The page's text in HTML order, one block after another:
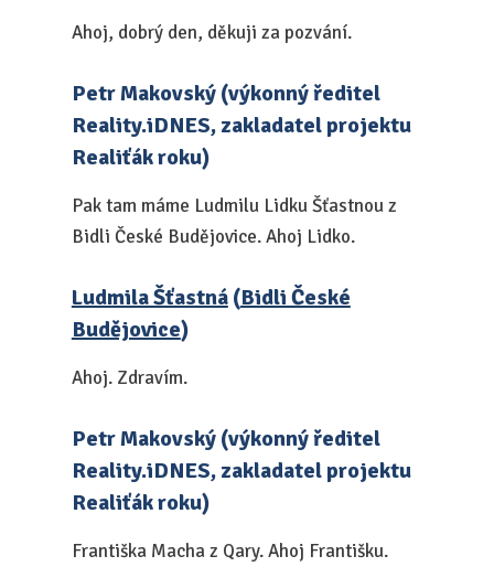
Ahoj, dobrý den, děkuji za pozvání.
Petr Makovský (výkonný ředitel
Reality.iDNES, zakladatel projektu
Realiťák roku)
Pak tam máme Ludmilu Lidku Šťastnou z
Bidli České Budějovice. Ahoj Lidko.
Ludmila Šťastná(Bidli České
Budějovice)
Ahoj. Zdravím.
Petr Makovský (výkonný ředitel
Reality.iDNES, zakladatel projektu
Realiťák roku)
Františka Macha z Qary. Ahoj Františku.